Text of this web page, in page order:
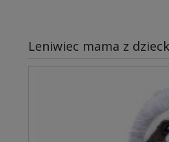
Leniwiec mama z